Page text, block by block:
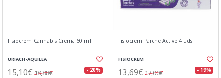
Fisiocrem Cannabis Crema 60 ml
URIACH-AQUILEA
15,10€ 18,88€ - 20%
Fisiocrem Parche Active 4 Uds
FISIOCREM
13,69€ 17,00€ - 19%